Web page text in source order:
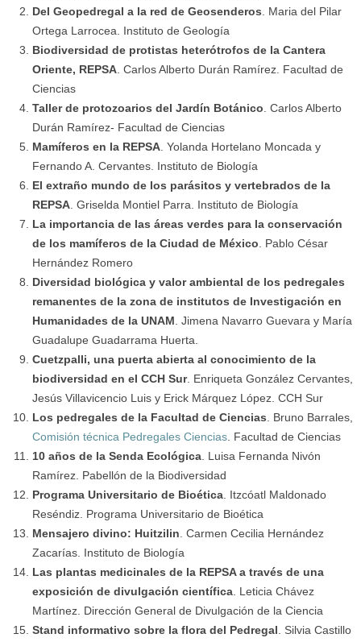
Del Geopedregal a la red de Geosenderos. Maria del Pilar
Ortega Larrocea. Instituto de Geología
Biodiversidad de protistas heterótrofos de la Cantera
Oriente, REPSA. Carlos Alberto Durán Ramírez. Facultad de
Ciencias
Taller de protozoarios del Jardín Botánico. Carlos Alberto
Durán Ramírez- Facultad de Ciencias
Mamíferos en la REPSA. Yolanda Hortelano Moncada y
Fernando A. Cervantes. Instituto de Biología
El extraño mundo de los parásitos y vertebrados de la
REPSA. Griselda Montiel Parra. Instituto de Biología
La importancia de las áreas verdes para la conservación
de los mamíferos de la Ciudad de México. Pablo César
Hernández Romero
Diversidad biológica y valor ambiental de los pedregales
remanentes de la zona de institutos de Investigación en
Humanidades de la UNAM. Jimena Navarro Guevara y María
Guadalupe Guadarrama Huerta.
Cuetzpalli, una puerta abierta al conocimiento de la
biodiversidad en el CCH Sur. Enriqueta González Cervantes,
Jesús Villavicencio Luis y Erick Márquez López. CCH Sur
Los pedregales de la Facultad de Ciencias. Bruno Barrales,
Comisión técnica Pedregales Ciencias. Facultad de Ciencias
10 años de la Senda Ecológica. Luisa Fernanda Nivón
Ramírez. Pabellón de la Biodiversidad
Programa Universitario de Bioética. Itzcóatl Maldonado
Reséndiz. Programa Universitario de Bioética
Mensajero divino: Huitzilin. Carmen Cecilia Hernández
Zacarías. Instituto de Biología
Las plantas medicinales de la REPSA a través de una
exposición de divulgación científica. Leticia Chávez
Martínez. Dirección General de Divulgación de la Ciencia
Stand informativo sobre la flora del Pedregal. Silvia Castillo